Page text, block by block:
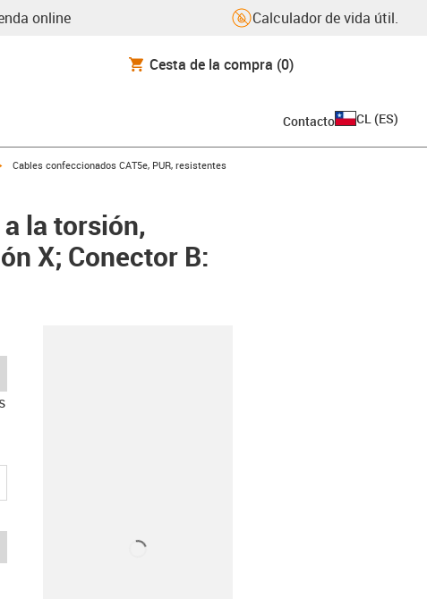
online Calculador de vida útil.
Cesta de la compra (0)
Contacto CL (ES)
igus-icon-arrow-right
Cables confeccionados CAT5e, PUR, resistentes
la torsión,
X; Conector B: